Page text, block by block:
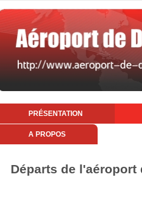
PRÉSENTATION
A PROPOS
Départs de l'aéroport